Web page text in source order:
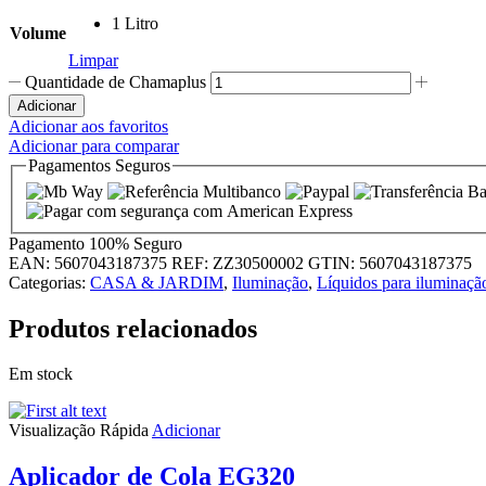
Volume
1 Litro
Limpar
Quantidade de Chamaplus
Adicionar
Adicionar aos favoritos
Adicionar para comparar
Pagamentos Seguros
Pagamento 100% Seguro
EAN: 5607043187375 REF: ZZ30500002 GTIN: 5607043187375
Categorias: CASA & JARDIM, Iluminação, Líquidos para
Produtos relacionados
Em stock
Visualização RápidaAdicionar
Aplicador de Cola EG320